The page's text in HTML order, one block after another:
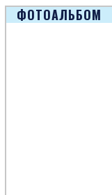
ФОТОАЛЬБОМ